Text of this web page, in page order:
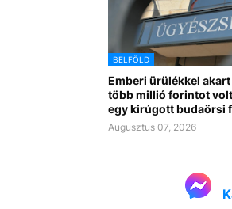
BELFÖLD
Emberi ürülékkel
több millió forintot
egy kirúgott budaörsi
Augusztus 07, 2026